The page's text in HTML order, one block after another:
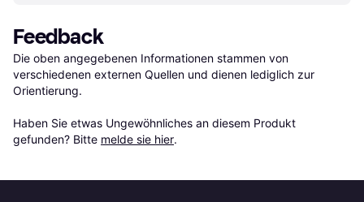
Feedback
Die oben angegebenen Informationen stammen von
verschiedenen externen Quellen und dienen lediglich zur
Orientierung.
Haben Sie etwas Ungewöhnliches an diesem Produkt
gefunden? Bitte melde sie hier.